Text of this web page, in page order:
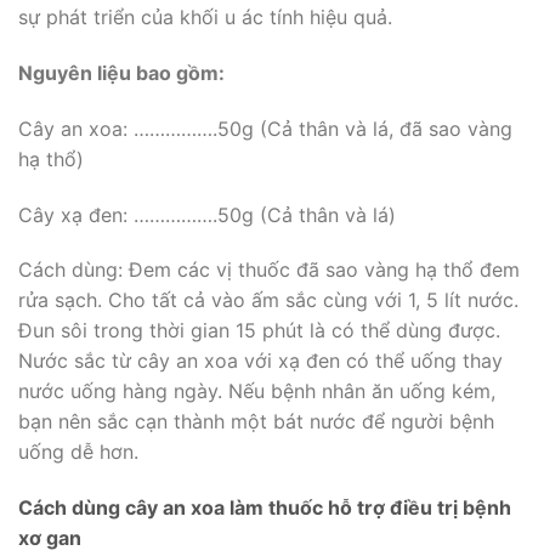
sự phát triển của khối u ác tính hiệu quả.
Nguyên liệu bao gồm:
Cây an xoa: …………….50g (Cả thân và lá, đã sao vàng
hạ thổ)
Cây xạ đen: …………….50g (Cả thân và lá)
Cách dùng: Đem các vị thuốc đã sao vàng hạ thổ đem
rửa sạch. Cho tất cả vào ấm sắc cùng với 1, 5 lít nước.
Đun sôi trong thời gian 15 phút là có thể dùng được.
Nước sắc từ cây an xoa với xạ đen có thể uống thay
nước uống hàng ngày. Nếu bệnh nhân ăn uống kém,
bạn nên sắc cạn thành một bát nước để người bệnh
uống dễ hơn.
Cách dùng cây an xoa làm thuốc hỗ trợ điều trị bệnh
xơ gan